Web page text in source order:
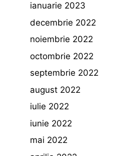
ianuarie 2023
decembrie 2022
noiembrie 2022
octombrie 2022
septembrie 2022
august 2022
iulie 2022
iunie 2022
mai 2022